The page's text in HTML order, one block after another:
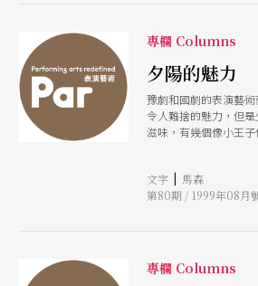
專欄 Columns
夕陽的魅力
豫劇和國劇的表演藝
令人難捨的魅力，但
滋味，有幾個像小王
文字 | 馬森
第80期 / 1999年08月
專欄 Columns